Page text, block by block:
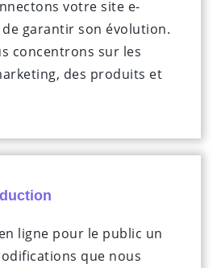
votre site e-
garantir son évolution.
concentrons sur les
des produits et
ligne pour le public un
que nous